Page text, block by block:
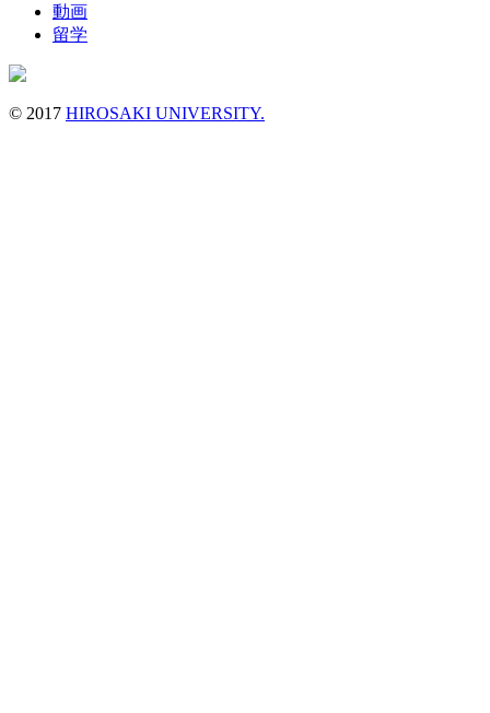
動画
留学
© 2017 HIROSAKI UNIVERSITY.